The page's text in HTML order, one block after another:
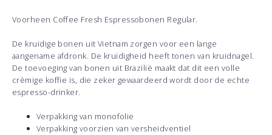
Voorheen Coffee Fresh Espressobonen Regular.
De kruidige bonen uit Vietnam zorgen voor een lange
aangename afdronk. De kruidigheid heeft tonen van kruidnagel.
De toevoeging van bonen uit Brazilië maakt dat dit een volle
crèmige koffie is, die zeker gewaardeerd wordt door de echte
espresso-drinker.
Verpakking van monofolie
Verpakking voorzien van versheidventiel